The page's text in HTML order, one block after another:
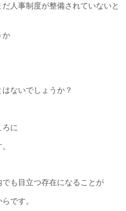
人事制度が整備されていないと
か
ないでしょうか？
ろに
も目立つ存在になることが
です。